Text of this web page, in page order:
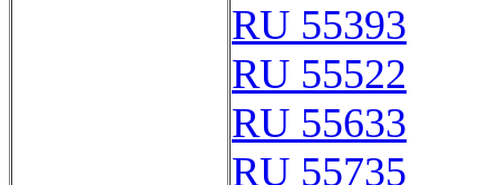
RU 55393
RU 55522
RU 55633
RU 55735